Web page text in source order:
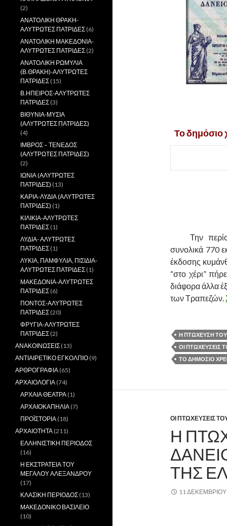
Το δημόσιο
Την
συνολικά 770
έκδοσης
“στο χέρι”
διάφορα άλλα
των Τραπεζών.
Η ΠΤΩΧΕΥΣΗ ΤΟΥ
ΟΙ ΠΤΩΧΕΥΣΕΙΣ
ΤΟ ΔΗΜΟΣΙΟ
ΟΙ ΠΤΩΧΕΥΣΕΙΣ
Η
ΤΗΣ
11 ΔΕΚΕΜΒΡΊΟΥ
(2)
ΑΝΑΤΟΛΙΚΗ ΘΡΑΚΗ-
ΑΛΥΤΡΩΤΕΣ ΠΑΤΡΙΔΕΣ (6)
ΑΝΑΤΟΛΙΚΗ ΜΑΚΕΔΟΝΙΑ-
ΑΛΥΤΡΩΤΕΣ ΠΑΤΡΙΔΕΣ (2)
ΑΝΑΤΟΛΙΚΗ ΡΩΜΥΛΙΑ
(Β.ΘΡΑΚΗ)-ΑΛΥΤΡΩΤΕΣ
ΠΑΤΡΙΔΕΣ (15)
Β.ΗΠΕΙΡΟΣ-ΑΛΥΤΡΩΤΕΣ
ΠΑΤΡΙΔΕΣ (3)
ΒΙΘΥΝΙΑ-ΜΥΣΙΑ
(ΑΛΥΤΡΩΤΕΣ ΠΑΤΡΙΔΕΣ)
(4)
ΙΜΒΡΟΣ – ΤΕΝΕΔΟΣ
(ΑΛΥΤΡΩΤΕΣ ΠΑΤΡΙΔΕΣ)
(2)
ΙΩΝΙΑ (ΑΛΥΤΡΩΤΕΣ
ΠΑΤΡΙΔΕΣ) (13)
ΚΑΡΙΑ-ΛΥΔΙΑ (ΑΛΥΤΡΩΤΕΣ
ΠΑΤΡΙΔΕΣ) (1)
ΚΙΛΙΚΙΑ-ΑΛΥΤΡΩΤΕΣ
ΠΑΤΡΙΔΕΣ (1)
ΛΥΔΙΑ- ΑΛΥΤΡΩΤΕΣ
ΠΑΤΡΙΔΕΣ (1)
ΛΥΚΙΑ, ΠΑΜΦΥΛΙΑ, ΠΙΣΙΔΙΑ-
ΑΛΥΤΡΩΤΕΣ ΠΑΤΡΙΔΕΣ (1)
ΜΑΚΕΔΟΝΙΑ-ΑΛΥΤΡΩΤΕΣ
ΠΑΤΡΙΔΕΣ (6)
ΠΟΝΤΟΣ-ΑΛΥΤΡΩΤΕΣ
ΠΑΤΡΙΔΕΣ (20)
ΦΡΥΓΙΑ-ΑΛΥΤΡΩΤΕΣ
ΠΑΤΡΙΔΕΣ (2)
ΑΝΑΚΟΙΝΩΣΕΙΣ (13)
ΑΝΤΙΑΙΡΕΤΙΚΟ ΕΓΚΟΛΠΙΟ (9)
ΑΡΘΡΟΓΡΑΦΙΑ (65)
ΑΡΧΑΙΟΛΟΓΙΑ (74)
ΑΡΧΑΙΑ ΘΕΑΤΡΑ (1)
ΑΡΧΑΙΟΚΑΠΗΛΙΑ (7)
ΠΡΟΪΣΤΟΡΙΑ (18)
ΑΡΧΑΙΟΤΗΤΑ (211)
ΕΛΛΗΝΙΣΤΙΚΗ ΠΕΡΙΟΔΟΣ
(16)
Η ΕΚΣΤΡΑΤΕΙΑ ΤΟΥ
ΜΕΓΑΛΟΥ ΑΛΕΞΑΝΔΡΟΥ
(17)
ΚΛΑΣΙΚΗ ΠΕΡΙΟΔΟΣ (13)
ΜΑΚΕΔΟΝΙΚΟ ΒΑΣΙΛΕΙΟ
(10)